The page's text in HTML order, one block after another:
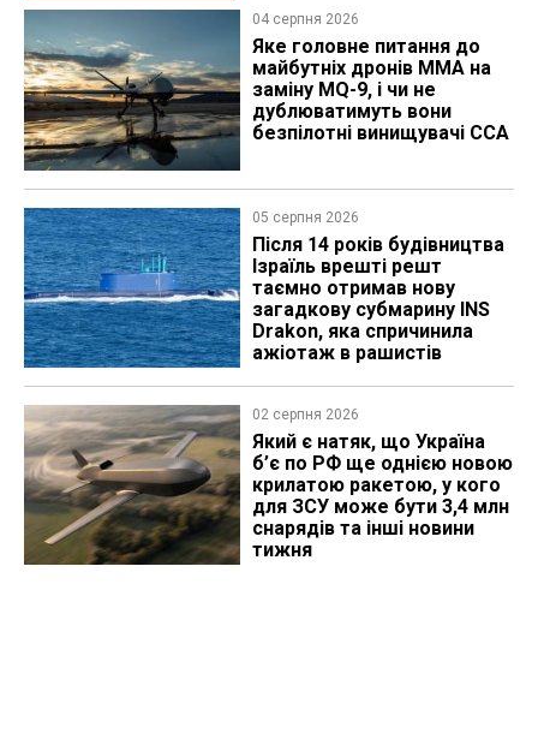
04 серпня 2026
Яке головне питання до
майбутніх дронів MMA на
заміну MQ-9, і чи не
дублюватимуть вони
безпілотні винищувачі CCA
05 серпня 2026
Після 14 років будівництва
Ізраїль врешті решт
таємно отримав нову
загадкову субмарину INS
Drakon, яка спричинила
ажіотаж в рашистів
02 серпня 2026
Який є натяк, що Україна
б’є по РФ ще однією новою
крилатою ракетою, у кого
для ЗСУ може бути 3,4 млн
снарядів та інші новини
тижня